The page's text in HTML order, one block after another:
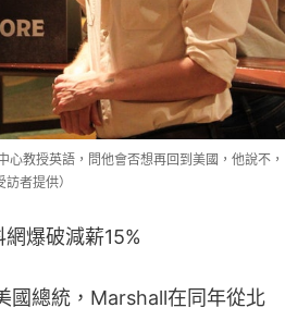
教授英語，問他會否想再回到美國，他說不，
者提供）
爆破減薪15%
國總統，Marshall在同年從北